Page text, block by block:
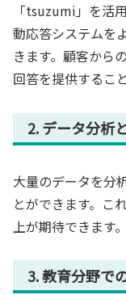
「tsuzumi」を活
動応答システムを
きます。顧客から
回答を提供するこ
2. データ分析
大量のデータを分
とができます。こ
上が期待できます。
3. 教育分野で